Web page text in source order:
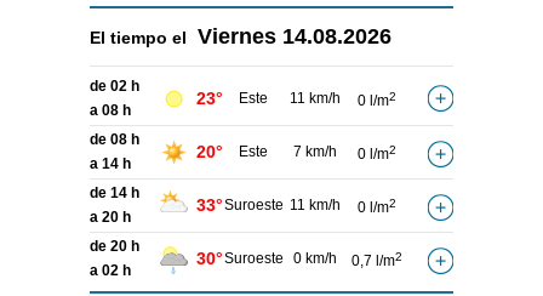
El tiempo el Viernes 14.08.2026
de 02 h
a 08 h
23° Este 11 km/h 0 l/m2
de 08 h
a 14 h
20° Este 7 km/h 0 l/m2
de 14 h
a 20 h
33°Suroeste 11 km/h 0 l/m2
de 20 h
a 02 h
30°Suroeste 0 km/h 0,7 l/m2